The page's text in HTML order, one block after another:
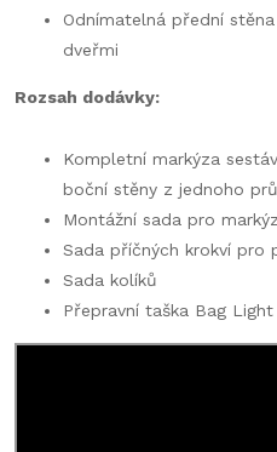
Odnímatelná přední
dveřmi
Rozsah dodávky:
Kompletní markýza
boční stěny z jednoho
Montážní sada pro
Sada příčných krokví pro
Sada kolíků
Přepravní taška Bag Light